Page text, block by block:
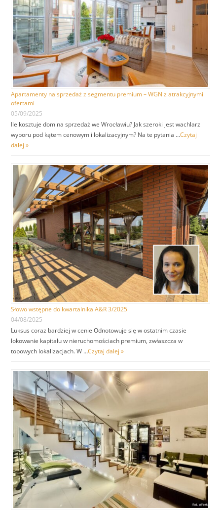
Apartamenty na sprzedaż z segmentu premium – WGN z atrakcyjnymi
ofertami
05/09/2025
Ile kosztuje dom na sprzedaż we Wrocławiu? Jak szeroki jest wachlarz
wyboru pod kątem cenowym i lokalizacyjnym? Na te pytania …Czytaj
dalej »
Słowo wstępne do kwartalnika A&R 3/2025
04/08/2025
Luksus coraz bardziej w cenie Odnotowuje się w ostatnim czasie
lokowanie kapitału w nieruchomościach premium, zwłaszcza w
topowych lokalizacjach. W …Czytaj dalej »